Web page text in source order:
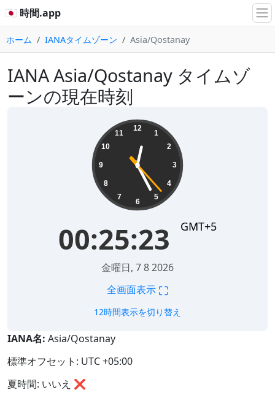
🇯🇵 時間.app
ホーム IANAタイムゾーン Asia/Qostanay
IANA Asia/Qostanay タイムゾ
ーンの現在時刻
12
1
2
3
4
5
6
7
8
9
10
11
00:25:23 GMT+5
金曜日, 7 8 2026
全画面表示 ⛶
12時間表示を切り替え
IANA名: Asia/Qostanay
標準オフセット: UTC +05:00
夏時間: いいえ ❌